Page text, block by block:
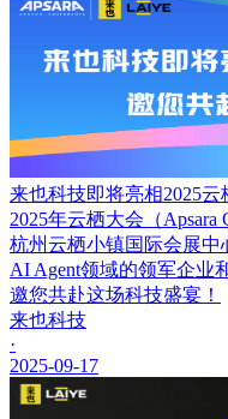
来也科技即将亮相2025
2025年云栖大会（Apsara
杭州云栖小镇国际会展
AI Agent领域的领军企业
邀您共赴这场科技盛宴！
来也科技
·
2025-09-17